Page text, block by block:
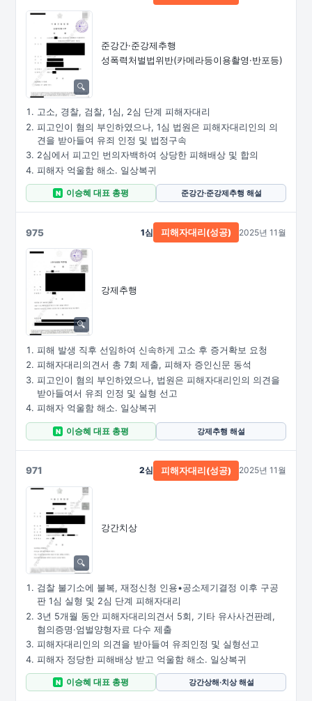
준강간·준강제추행
성폭력처벌법위반(카메라등이용촬영·반포등)
고소, 경찰, 검찰, 1심, 2심 단계 피해자대리
피고인이 혐의 부인하였으나, 1심 법원은 피해자대리인의 의
견을 받아들여 유죄 인정 및 법정구속
2심에서 피고인 번의자백하여 상당한 피해배상 및 합의
피해자 억울함 해소. 일상복귀
N 이승혜 대표 총평 준강간·준강제추행 해설
975
강제추행
1심 피해자대리(성공) 2025년 11월
피해 발생 직후 선임하여 신속하게 고소 후 증거확보 요청
피해자대리의견서 총 7회 제출, 피해자 증인신문 동석
피고인이 혐의 부인하였으나, 법원은 피해자대리인의 의견을
받아들여서 유죄 인정 및 실형 선고
피해자 억울함 해소. 일상복귀
N 이승혜 대표 총평 강제추행 해설
971
강간치상
2심 피해자대리(성공) 2025년 11월
검찰 불기소에 불복, 재정신청 인용•공소제기결정 이후 구공
판 1심 실형 및 2심 단계 피해자대리
3년 5개월 동안 피해자대리의견서 5회, 기타 유사사건판례,
혐의증명·엄벌양형자료 다수 제출
피해자대리인의 의견을 받아들여 유죄인정 및 실형선고
피해자 정당한 피해배상 받고 억울함 해소. 일상복귀
N 이승혜 대표 총평 강간상해·치상 해설